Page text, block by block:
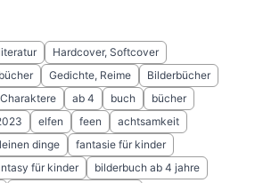
Hardcover, Softcover
Gedichte, Reime
Bilderbücher
ab 4 buch
bücher
elfen feen
achtsamkeit
dinge
fantasie für kinder
für kinder
bilderbuch ab 4 jahre